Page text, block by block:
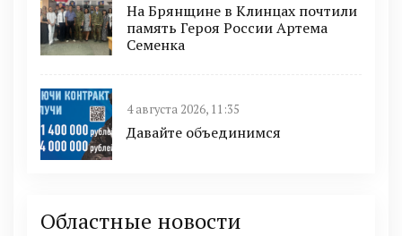
На Брянщине в Клинцах почтили
память Героя России Артема
Семенка
4 августа 2026, 11:35
Давайте объединимся
Областные новости